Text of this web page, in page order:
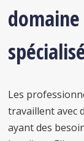
Les
travaillent avec
ayant des